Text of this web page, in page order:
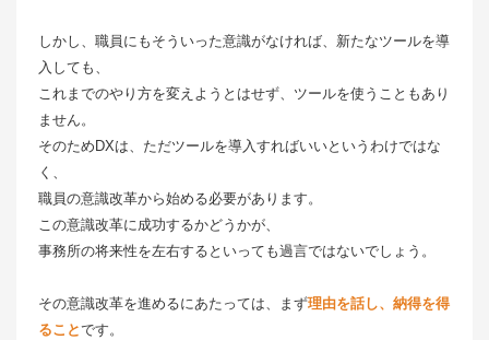
しかし、職員にもそういった意識がなければ、新たなツールを導
入しても、
これまでのやり方を変えようとはせず、ツールを使うこともあり
ません。
そのためDXは、ただツールを導入すればいいというわけではな
く、
職員の意識改革から始める必要があります。
この意識改革に成功するかどうかが、
事務所の将来性を左右するといっても過言ではないでしょう。
その意識改革を進めるにあたっては、まず理由を話し、納得を得
ることです。